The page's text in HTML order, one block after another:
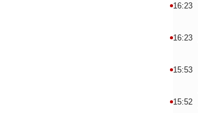
16:23
16:23
15:53
15:52